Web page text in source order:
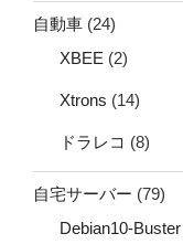
自動車 (24)
XBEE (2)
Xtrons (14)
ドラレコ (8)
自宅サーバー (79)
Debian10-Buster